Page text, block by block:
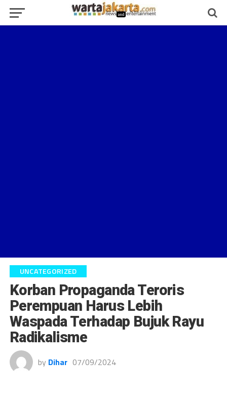
UNCATEGORIZED
Korban Propaganda Teroris
Perempuan Harus Lebih
Waspada Terhadap Bujuk Rayu
Radikalisme
by Dihar 07/09/2024